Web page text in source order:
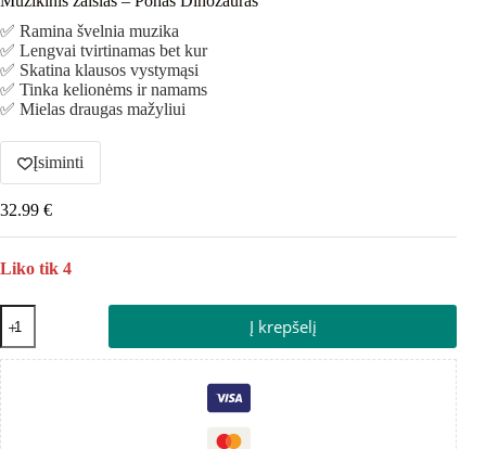
✅ Ramina švelnia muzika
✅ Lengvai tvirtinamas bet kur
✅ Skatina klausos vystymąsi
✅ Tinka kelionėms ir namams
✅ Mielas draugas mažyliui
Įsiminti
32.99 €
Liko tik 4
Į krepšelį